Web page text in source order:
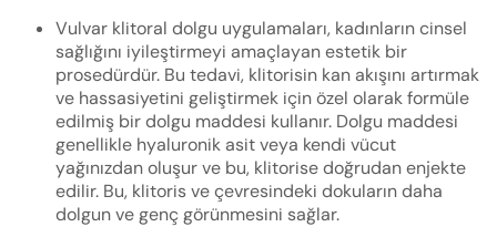
Vulvar klitoral dolgu uygulamaları, kadınların cinsel
sağlığını iyileştirmeyi amaçlayan estetik bir
prosedürdür. Bu tedavi, klitorisin kan akışını artırmak
ve hassasiyetini geliştirmek için özel olarak formüle
edilmiş bir dolgu maddesi kullanır. Dolgu maddesi
genellikle hyaluronik asit veya kendi vücut
yağınızdan oluşur ve bu, klitorise doğrudan enjekte
edilir. Bu, klitoris ve çevresindeki dokuların daha
dolgun ve genç görünmesini sağlar.